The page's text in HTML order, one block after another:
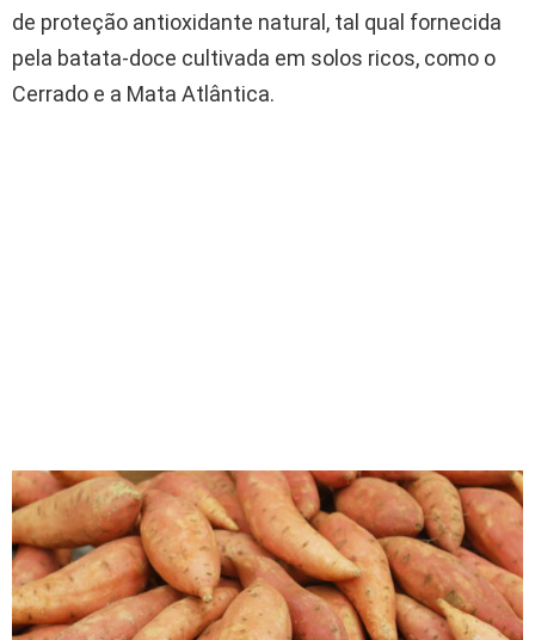
de proteção antioxidante natural, tal qual fornecida
pela batata-doce cultivada em solos ricos, como o
Cerrado e a Mata Atlântica.